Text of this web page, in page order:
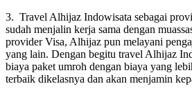
3. Travel Alhijaz Indowisata sebagai
sudah menjalin kerja sama dengan
provider Visa, Alhijaz pun melayani
yang lain. Dengan begitu travel Alhijaz
biaya paket umroh dengan biaya yang
terbaik dikelasnya dan akan menjamin